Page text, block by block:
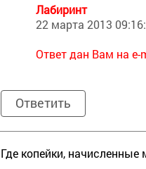
Лабиринт
22 марта 2013
Ответ дан Вам на e-
Ответить
Где копейки,